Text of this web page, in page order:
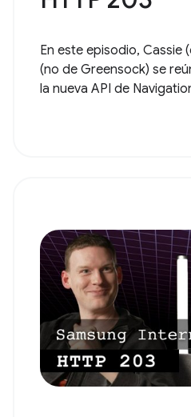
En este episodio, Cassie
(no de Greensock) se
la nueva API de